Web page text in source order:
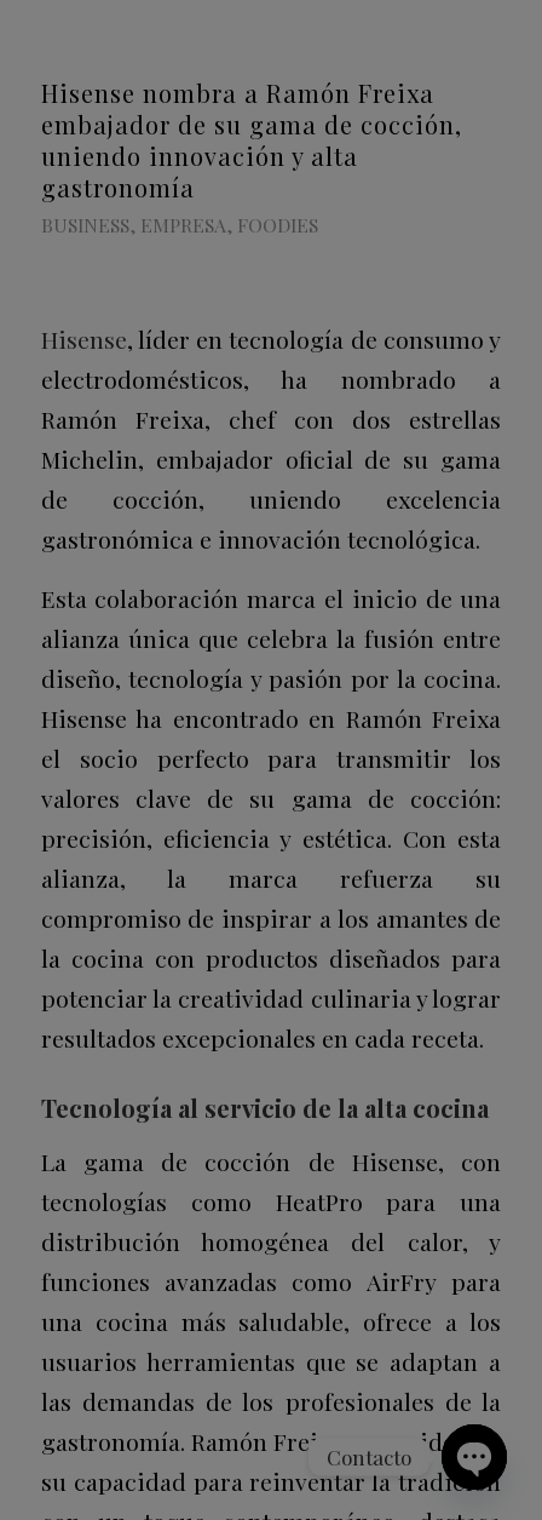
Hisense nombra a Ramón Freixa
embajador de su gama de cocción,
uniendo innovación y alta
gastronomía
BUSINESS, EMPRESA, FOODIES
Hisense, líder en tecnología de consumo y
electrodomésticos, ha nombrado a
Ramón Freixa, chef con dos estrellas
Michelin, embajador oficial de su gama
de cocción, uniendo excelencia
gastronómica e innovación tecnológica.
Esta colaboración marca el inicio de una
alianza única que celebra la fusión entre
diseño, tecnología y pasión por la cocina.
Hisense ha encontrado en Ramón Freixa
el socio perfecto para transmitir los
valores clave de su gama de cocción:
precisión, eficiencia y estética. Con esta
alianza, la marca refuerza su
compromiso de inspirar a los amantes de
la cocina con productos diseñados para
potenciar la creatividad culinaria y lograr
resultados excepcionales en cada receta.
Tecnología al servicio de la alta cocina
La gama de cocción de Hisense, con
tecnologías como HeatPro para una
distribución homogénea del calor, y
funciones avanzadas como AirFry para
una cocina más saludable, ofrece a los
usuarios herramientas que se adaptan a
las demandas de los profesionales de la
gastronomía. Ramón Freixa, conocido por
su capacidad para reinventar la tradición
Contacto
chaty